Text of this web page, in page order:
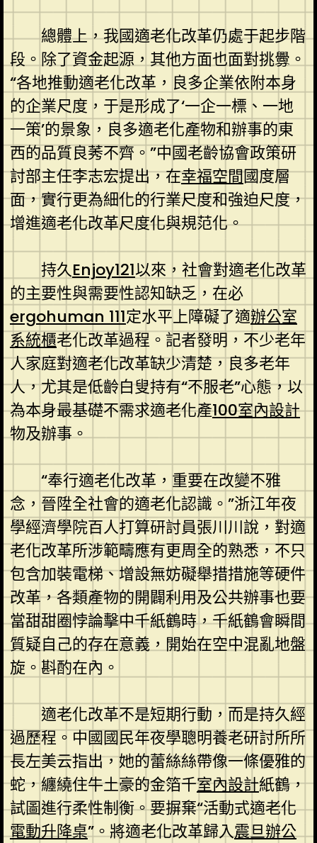
總體上，我國適老化改革仍處于起步階
段。除了資金起源，其他方面也面對挑釁。
“各地推動適老化改革，良多企業依附本身
的企業尺度，于是形成了‘一企一標、一地
一策’的景象，良多適老化產物和辦事的東
西的品質良莠不齊。”中國老齡協會政策研
討部主任李志宏提出，在幸福空間國度層
面，實行更為細化的行業尺度和強迫尺度，
增進適老化改革尺度化與規范化。
持久Enjoy121以來，社會對適老化改革
的主要性與需要性認知缺乏，在必
ergohuman 111定水平上障礙了適辦公室
系統櫃老化改革過程。記者發明，不少老年
人家庭對適老化改革缺少清楚，良多老年
人，尤其是低齡白叟持有“不服老”心態，以
為本身最基礎不需求適老化產100室內設計
物及辦事。
“奉行適老化改革，重要在改變不雅
念，晉陞全社會的適老化認識。”浙江年夜
學經濟學院百人打算研討員張川川說，對適
老化改革所涉範疇應有更周全的熟悉，不只
包含加裝電梯、增設無妨礙舉措措施等硬件
改革，各類產物的開闢利用及公共辦事也要
當甜甜圈悖論擊中千紙鶴時，千紙鶴會瞬間
質疑自己的存在意義，開始在空中混亂地盤
旋。斟酌在內。
適老化改革不是短期行動，而是持久經
過歷程。中國國民年夜學聰明養老研討所所
長左美云指出，她的蕾絲絲帶像一條優雅的
蛇，纏繞住牛土豪的金箔千室內設計紙鶴，
試圖進行柔性制衡。要摒棄“活動式適老化
電動升降桌”。將適老化改革歸入震旦辦公